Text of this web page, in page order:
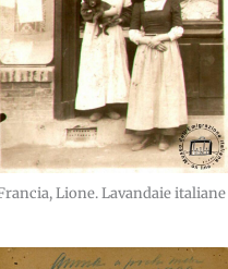
Lione. Lavandaie italiane